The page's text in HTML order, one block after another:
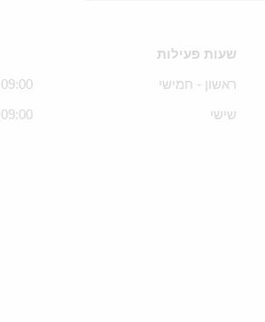
שעות פעילות
ראשון - חמישי 09:00 - 19:00
שישי 09:00 - 15:00